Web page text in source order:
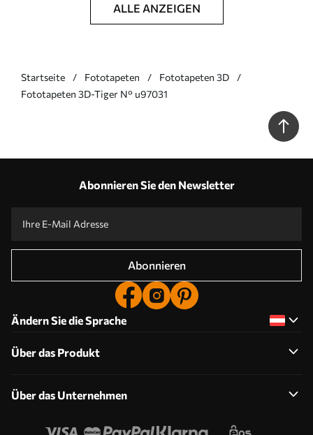
ALLE ANZEIGEN
Startseite Fototapeten
Fototapeten 3D
Fototapeten 3D-Tiger N° u97031
Abonnieren Sie den Newsletter
Abonnieren
Ändern Sie die Sprache
Über das Produkt
Über das Unternehmen